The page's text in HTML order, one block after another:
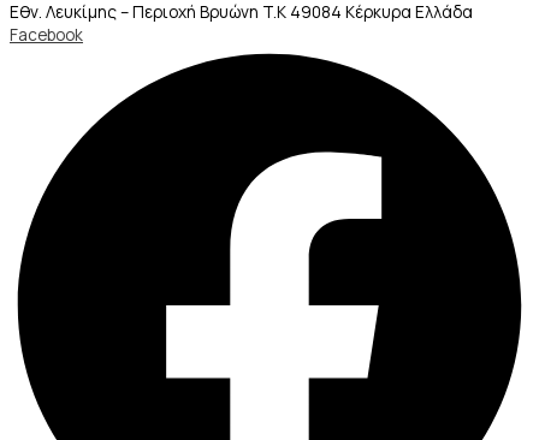
Εθν. Λευκίμης – Περιοχή Βρυώνη T.K 49084 Κέρκυρα Ελλάδα
Facebook